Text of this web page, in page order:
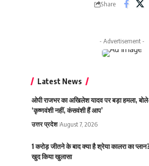
Share
- Advertisement -
Latest News
ओपी राजभर का अखिलेश यादव पर बड़ा हमला,
‘कृष्णवंशी नहीं, कंसवंशी हैं आप’
उत्तर प्रदेश August 7, 2026
1 करोड़ जीतने के बाद क्या है श्रेया कालरा का
खुद किया खुलासा